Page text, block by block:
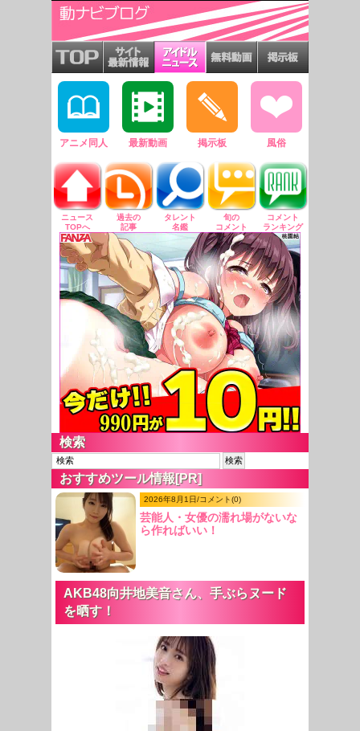
アニメ同人 最新動画 掲示板 風俗
ニュース
TOPへ
過去の
記事
タレント
名鑑
旬の
コメント
コメント
ランキング
検索
おすすめツール情報[PR]
2026年8月1日/コメント(0)
芸能人・女優の濡れ場がないな
ら作ればいい！
AKB48向井地美音さん、手ぶらヌード
を晒す！